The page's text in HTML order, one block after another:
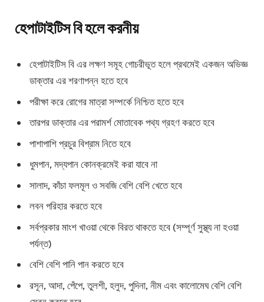
হেপাটাইটিস বি হলে করনীয়
হেপাটাইটিস বি এর লক্ষণ সমূহ গোচরীভূত হলে প্রথমেই একজন অভিজ্ঞ
ডাক্তার এর শরণাপন্ন হতে হবে
পরীক্ষা করে রোগের মাত্রা সম্পর্কে নিশ্চিত হতে হবে
তারপর ডাক্তার এর পরামর্শ মোতাবেক পথ্য গ্রহণ করতে হবে
পাশাপাশি প্রচুর বিশ্রাম নিতে হবে
ধুমপান, মদ্যপান কোনক্রমেই করা যাবে না
সালাদ, কাঁচা ফলমূল ও সবজি বেশি বেশি খেতে হবে
লবন পরিহার করতে হবে
সর্বপ্রকার মাংশ খাওয়া থেকে বিরত থাকতে হবে (সম্পূর্ণ সুস্থ্য না হওয়া
পর্যন্ত)
বেশি বেশি পানি পান করতে হবে
রসূন, আদা, পেঁপে, তুলশী, হলুদ, পুদিনা, নীম এবং কালোমেঘ বেশি বেশি